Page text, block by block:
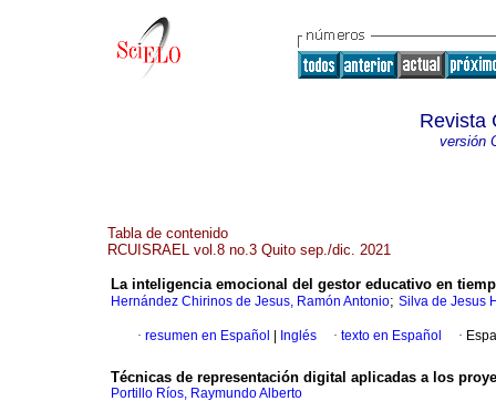
Revista
versión
Tabla de contenido
RCUISRAEL vol.8 no.3 Quito sep./dic. 2021
La inteligencia emocional del gestor educativo en
Hernández Chirinos de Jesus, Ramón Antonio; Silva de Jesus
· resumen en Español Inglés · texto en Español ·
Técnicas de representación digital aplicadas a los
Portillo Ríos, Raymundo Alberto